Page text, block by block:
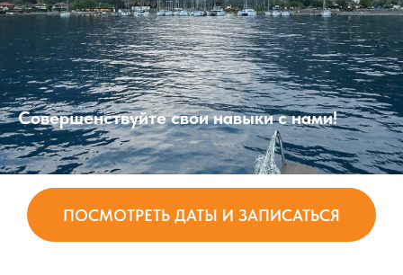
Совершенствуйте свои навыки с нами!
ПОСМОТРЕТЬ ДАТЫ И ЗАПИСАТЬСЯ